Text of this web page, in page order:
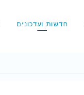
חדשות ועדכונים